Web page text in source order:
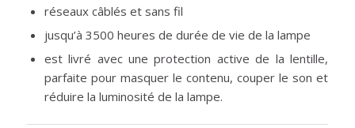
réseaux câblés et sans fil
jusqu’à 3500 heures de durée de vie de la lampe
est livré avec une protection active de la lentille,
parfaite pour masquer le contenu, couper le son et
réduire la luminosité de la lampe.